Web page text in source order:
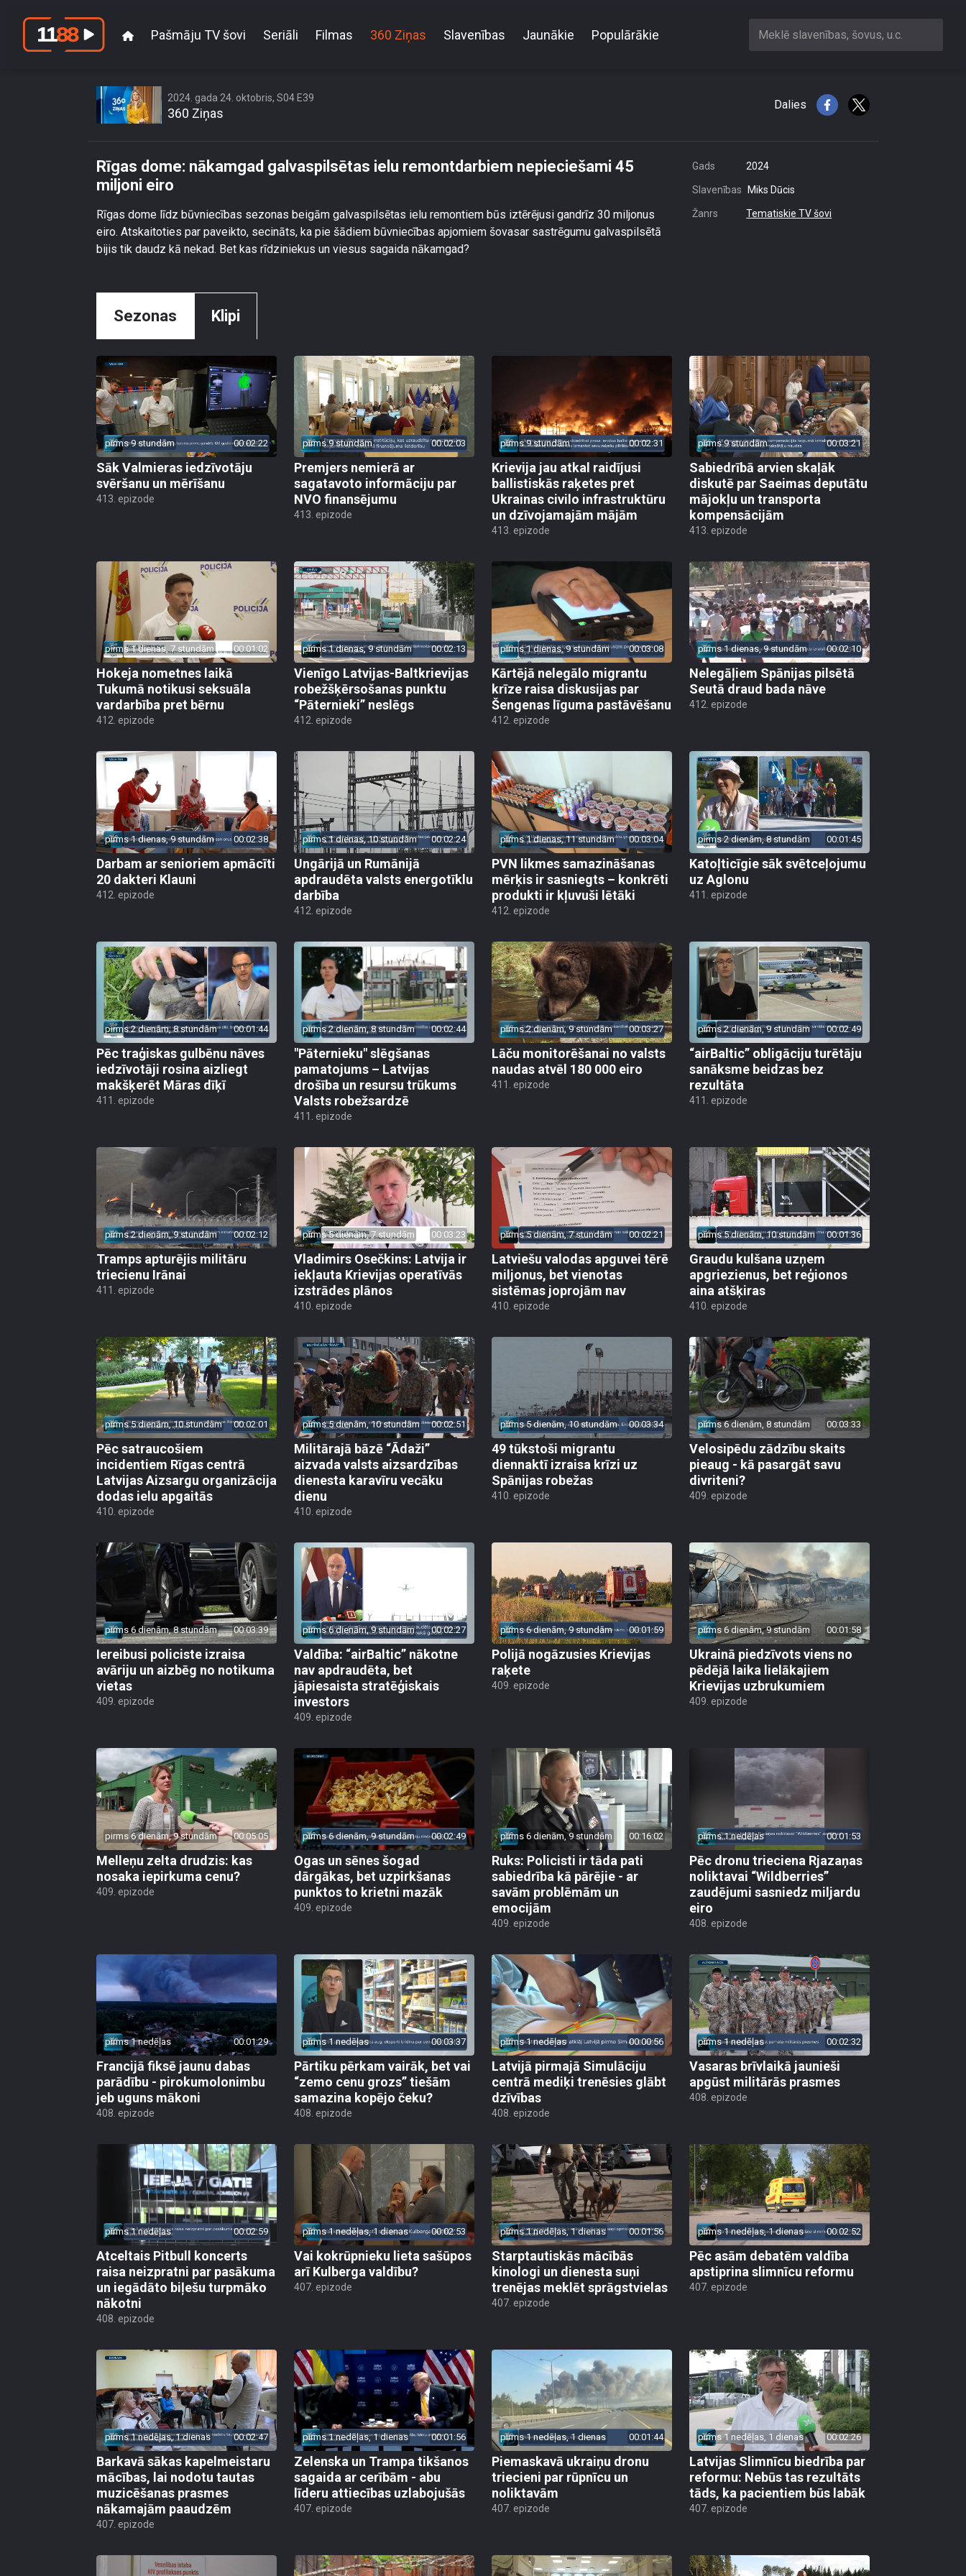
Pašmāju TV šovi Seriāli Filmas 360 Ziņas Slavenības Jaunākie Populārākie Meklē slavenības, šovus, u.c.
2024. gada 24. oktobris, S04 E39
360 Ziņas
Dalies
Rīgas dome: nākamgad galvaspilsētas ielu remontdarbiem nepieciešami 45
miljoni eiro
Rīgas dome līdz būvniecības sezonas beigām galvaspilsētas ielu remontiem būs iztērējusi gandrīz 30 miljonus
eiro. Atskaitoties par paveikto, secināts, ka pie šādiem būvniecības apjomiem šovasar sastrēgumu galvaspilsētā
bijis tik daudz kā nekad. Bet kas rīdziniekus un viesus sagaida nākamgad?
Gads 2024
Slavenības Miks Dūcis
Žanrs Tematiskie TV šovi
Sezonas Klipi
pirms 9 stundām 00:02:22
Sāk Valmieras iedzīvotāju
svēršanu un mērīšanu
413. epizode
pirms 9 stundām 00:02:03
Premjers nemierā ar
sagatavoto informāciju par
NVO finansējumu
413. epizode
pirms 9 stundām 00:02:31
Krievija jau atkal raidījusi
ballistiskās raķetes pret
Ukrainas civilo infrastruktūru
un dzīvojamajām mājām
413. epizode
pirms 9 stundām 00:03:21
Sabiedrībā arvien skaļāk
diskutē par Saeimas deputātu
mājokļu un transporta
kompensācijām
413. epizode
pirms 1 dienas, 7 stundām 00:01:02
Hokeja nometnes laikā
Tukumā notikusi seksuāla
vardarbība pret bērnu
412. epizode
pirms 1 dienas, 9 stundām 00:02:13
Vienīgo Latvijas-Baltkrievijas
robežšķērsošanas punktu
“Pāternieki” neslēgs
412. epizode
pirms 1 dienas, 9 stundām 00:03:08
Kārtējā nelegālo migrantu
krīze raisa diskusijas par
Šengenas līguma pastāvēšanu
412. epizode
pirms 1 dienas, 9 stundām 00:02:10
Nelegāļiem Spānijas pilsētā
Seutā draud bada nāve
412. epizode
pirms 1 dienas, 9 stundām 00:02:38
Darbam ar senioriem apmācīti
20 dakteri Klauni
412. epizode
pirms 1 dienas, 10 stundām 00:02:24
Ungārijā un Rumānijā
apdraudēta valsts energotīklu
darbība
412. epizode
pirms 1 dienas, 11 stundām 00:03:04
PVN likmes samazināšanas
mērķis ir sasniegts – konkrēti
produkti ir kļuvuši lētāki
412. epizode
pirms 2 dienām, 8 stundām 00:01:45
Katoļticīgie sāk svētceļojumu
uz Aglonu
411. epizode
pirms 2 dienām, 8 stundām 00:01:44
Pēc traģiskas gulbēnu nāves
iedzīvotāji rosina aizliegt
makšķerēt Māras dīķī
411. epizode
pirms 2 dienām, 8 stundām 00:02:44
"Pāternieku" slēgšanas
pamatojums – Latvijas
drošība un resursu trūkums
Valsts robežsardzē
411. epizode
pirms 2 dienām, 9 stundām 00:03:27
Lāču monitorēšanai no valsts
naudas atvēl 180 000 eiro
411. epizode
pirms 2 dienām, 9 stundām 00:02:49
“airBaltic” obligāciju turētāju
sanāksme beidzas bez
rezultāta
411. epizode
pirms 2 dienām, 9 stundām 00:02:12
Tramps apturējis militāru
triecienu Irānai
411. epizode
pirms 5 dienām, 7 stundām 00:03:23
Vladimirs Osečkins: Latvija ir
iekļauta Krievijas operatīvās
izstrādes plānos
410. epizode
pirms 5 dienām, 7 stundām 00:02:21
Latviešu valodas apguvei tērē
miljonus, bet vienotas
sistēmas joprojām nav
410. epizode
pirms 5 dienām, 10 stundām 00:01:36
Graudu kulšana uzņem
apgriezienus, bet reģionos
aina atšķiras
410. epizode
pirms 5 dienām, 10 stundām 00:02:01
Pēc satraucošiem
incidentiem Rīgas centrā
Latvijas Aizsargu organizācija
dodas ielu apgaitās
410. epizode
pirms 5 dienām, 10 stundām 00:02:51
Militārajā bāzē “Ādaži”
aizvada valsts aizsardzības
dienesta karavīru vecāku
dienu
410. epizode
pirms 5 dienām, 10 stundām 00:03:34
49 tūkstoši migrantu
diennaktī izraisa krīzi uz
Spānijas robežas
410. epizode
pirms 6 dienām, 8 stundām 00:03:33
Velosipēdu zādzību skaits
pieaug - kā pasargāt savu
divriteni?
409. epizode
pirms 6 dienām, 8 stundām 00:03:39
Iereibusi policiste izraisa
avāriju un aizbēg no notikuma
vietas
409. epizode
pirms 6 dienām, 9 stundām 00:02:27
Valdība: “airBaltic” nākotne
nav apdraudēta, bet
jāpiesaista stratēģiskais
investors
409. epizode
pirms 6 dienām, 9 stundām 00:01:59
Polijā nogāzusies Krievijas
raķete
409. epizode
pirms 6 dienām, 9 stundām 00:01:58
Ukrainā piedzīvots viens no
pēdējā laika lielākajiem
Krievijas uzbrukumiem
409. epizode
pirms 6 dienām, 9 stundām 00:05:05
Melleņu zelta drudzis: kas
nosaka iepirkuma cenu?
409. epizode
pirms 6 dienām, 9 stundām 00:02:49
Ogas un sēnes šogad
dārgākas, bet uzpirkšanas
punktos to krietni mazāk
409. epizode
pirms 6 dienām, 9 stundām 00:16:02
Ruks: Policisti ir tāda pati
sabiedrība kā pārējie - ar
savām problēmām un
emocijām
409. epizode
pirms 1 nedēļas 00:01:53
Pēc dronu trieciena Rjazaņas
noliktavai “Wildberries”
zaudējumi sasniedz miljardu
eiro
408. epizode
pirms 1 nedēļas 00:01:29
Francijā fiksē jaunu dabas
parādību - pirokumolonimbu
jeb uguns mākoni
408. epizode
pirms 1 nedēļas 00:03:37
Pārtiku pērkam vairāk, bet vai
“zemo cenu grozs” tiešām
samazina kopējo čeku?
408. epizode
pirms 1 nedēļas 00:00:56
Latvijā pirmajā Simulāciju
centrā mediķi trenēsies glābt
dzīvības
408. epizode
pirms 1 nedēļas 00:02:32
Vasaras brīvlaikā jaunieši
apgūst militārās prasmes
408. epizode
pirms 1 nedēļas 00:02:59
Atceltais Pitbull koncerts
raisa neizpratni par pasākuma
un iegādāto biļešu turpmāko
nākotni
408. epizode
pirms 1 nedēļas, 1 dienas 00:02:53
Vai kokrūpnieku lieta sašūpos
arī Kulberga valdību?
407. epizode
pirms 1 nedēļas, 1 dienas 00:01:56
Starptautiskās mācībās
kinologi un dienesta suņi
trenējas meklēt sprāgstvielas
407. epizode
pirms 1 nedēļas, 1 dienas 00:02:52
Pēc asām debatēm valdība
apstiprina slimnīcu reformu
407. epizode
pirms 1 nedēļas, 1 dienas 00:02:47
Barkavā sākas kapelmeistaru
mācības, lai nodotu tautas
muzicēšanas prasmes
nākamajām paaudzēm
407. epizode
pirms 1 nedēļas, 1 dienas 00:01:56
Zelenska un Trampa tikšanos
sagaida ar cerībām - abu
līderu attiecības uzlabojušās
407. epizode
pirms 1 nedēļas, 1 dienas 00:01:44
Piemaskavā ukraiņu dronu
triecieni par rūpnīcu un
noliktavām
407. epizode
pirms 1 nedēļas, 1 dienas 00:02:26
Latvijas Slimnīcu biedrība par
reformu: Nebūs tas rezultāts
tāds, ka pacientiem būs labāk
407. epizode